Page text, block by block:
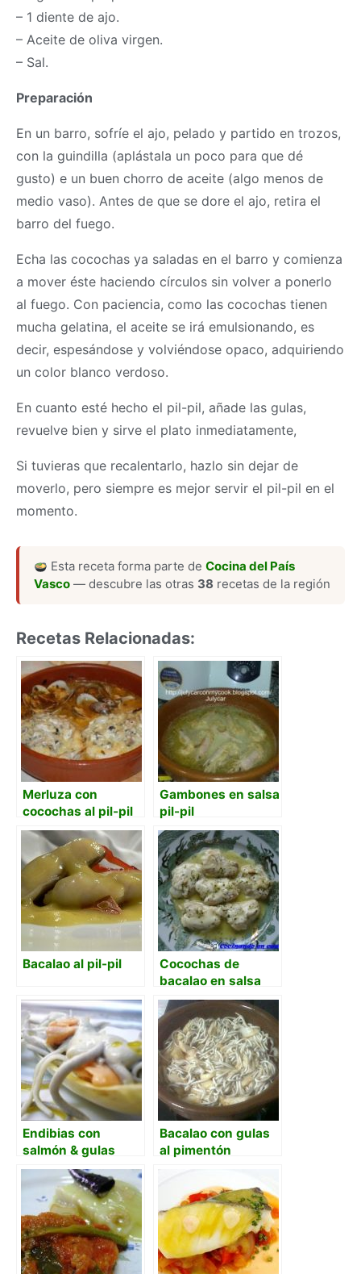
– 1 diente de ajo.
– Aceite de oliva virgen.
– Sal.
Preparación
En un barro, sofríe el ajo, pelado y partido en trozos,
con la guindilla (aplástala un poco para que dé
gusto) e un buen chorro de aceite (algo menos de
medio vaso). Antes de que se dore el ajo, retira el
barro del fuego.
Echa las cocochas ya saladas en el barro y comienza
a mover éste haciendo círculos sin volver a ponerlo
al fuego. Con paciencia, como las cocochas tienen
mucha gelatina, el aceite se irá emulsionando, es
decir, espesándose y volviéndose opaco, adquiriendo
un color blanco verdoso.
En cuanto esté hecho el pil-pil, añade las gulas,
revuelve bien y sirve el plato inmediatamente,
Si tuvieras que recalentarlo, hazlo sin dejar de
moverlo, pero siempre es mejor servir el pil-pil en el
momento.
Esta receta forma parte deCocina del País
Vasco — descubre las otras 38 recetas de la región
Recetas Relacionadas:
Merluza con
cocochas al pil-pil
Gambones en salsa
pil-pil
Bacalao al pil-pil
Cocochas de
bacalao en salsa
verde
Endibias con
salmón & gulas
Bacalao con gulas
al pimentón